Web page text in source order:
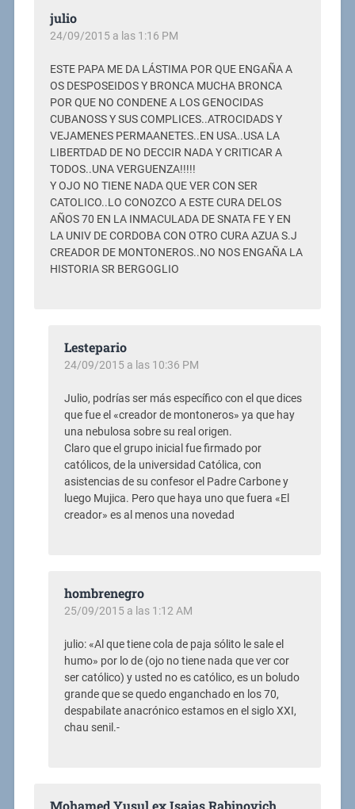
julio
24/09/2015 a las 1:16 PM
ESTE PAPA ME DA LÁSTIMA POR QUE ENGAÑA A
OS DESPOSEIDOS Y BRONCA MUCHA BRONCA
POR QUE NO CONDENE A LOS GENOCIDAS
CUBANOSS Y SUS COMPLICES..ATROCIDADS Y
VEJAMENES PERMAANETES..EN USA..USA LA
LIBERTDAD DE NO DECCIR NADA Y CRITICAR A
TODOS..UNA VERGUENZA!!!!!
Y OJO NO TIENE NADA QUE VER CON SER
CATOLICO..LO CONOZCO A ESTE CURA DELOS
AÑOS 70 EN LA INMACULADA DE SNATA FE Y EN
LA UNIV DE CORDOBA CON OTRO CURA AZUA S.J
CREADOR DE MONTONEROS..NO NOS ENGAÑA LA
HISTORIA SR BERGOGLIO
Lestepario
24/09/2015 a las 10:36 PM
Julio, podrías ser más específico con el que dices
que fue el «creador de montoneros» ya que hay
una nebulosa sobre su real origen.
Claro que el grupo inicial fue firmado por
católicos, de la universidad Católica, con
asistencias de su confesor el Padre Carbone y
luego Mujica. Pero que haya uno que fuera «El
creador» es al menos una novedad
hombrenegro
25/09/2015 a las 1:12 AM
julio: «Al que tiene cola de paja sólito le sale el
humo» por lo de (ojo no tiene nada que ver cor
ser católico) y usted no es católico, es un boludo
grande que se quedo enganchado en los 70,
despabilate anacrónico estamos en el siglo XXI,
chau senil.-
Mohamed Yusul ex Isaias Rabinovich